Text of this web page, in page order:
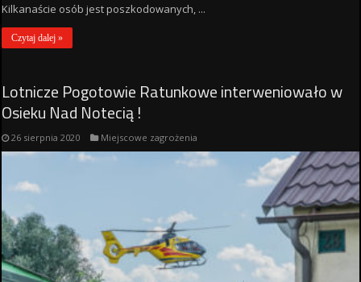
Kilkanaście osób jest poszkodowanych, ...
Czytaj dalej »
Lotnicze Pogotowie Ratunkowe interweniowało w
Osieku Nad Notecią !
26 sierpnia 2020 Miejscowe zagrożenia